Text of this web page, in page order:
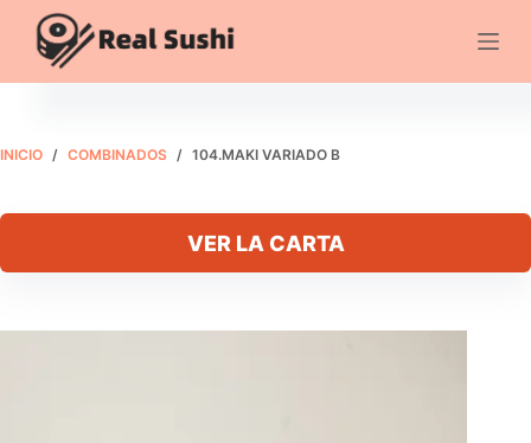
contenido
104.Maki variado B
12.95
Añadir al carrito
INICIO / COMBINADOS / 104.MAKI VARIADO B
VER LA CARTA